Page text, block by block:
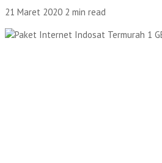
21 Maret 2020 2 min read